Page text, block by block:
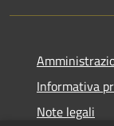
Informativa
Note legali